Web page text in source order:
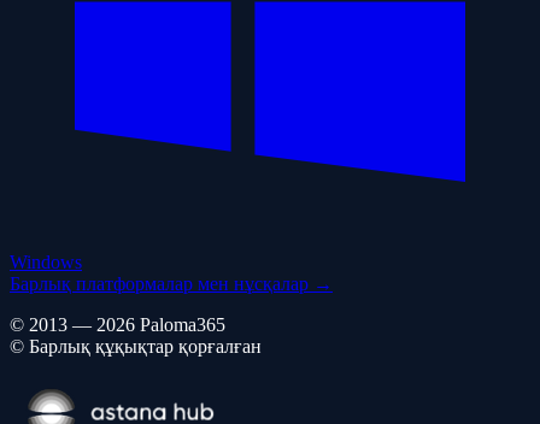
Windows
Барлық платформалар мен нұсқалар →
© 2013 — 2026 Paloma365
© Барлық құқықтар қорғалған